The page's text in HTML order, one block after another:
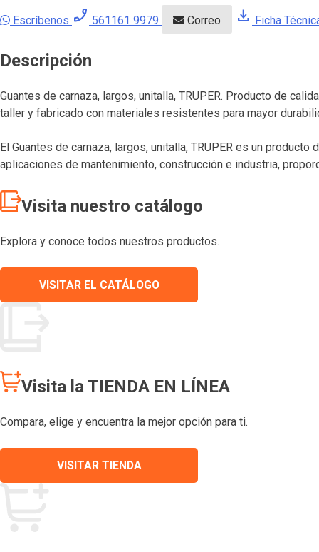
Escríbenos phone_enabled 561161 9979 Correo download Ficha
Descripción
Guantes de carnaza, largos, unitalla, TRUPER. Producto de
taller y fabricado con materiales resistentes para mayor
El Guantes de carnaza, largos, unitalla, TRUPER es un
aplicaciones de mantenimiento, construcción e industria,
Visita nuestro catálogo
Explora y conoce todos nuestros productos.
VISITAR EL CATÁLOGO
Visita la TIENDA EN LÍNEA
Compara, elige y encuentra la mejor opción para ti.
VISITAR TIENDA